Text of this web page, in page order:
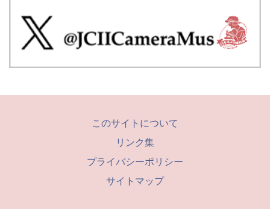
このサイトについて
リンク集
プライバシーポリシー
サイトマップ